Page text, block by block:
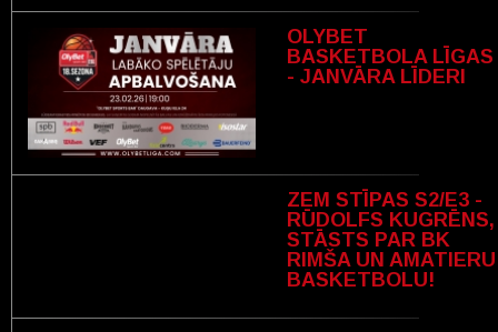
OLYBET
BASKETBOLA LĪGAS
- JANVĀRA LĪDERI
ZEM STĪPAS S2/E3 -
RŪDOLFS KUGRĒNS,
STĀSTS PAR BK
RIMŠA UN AMATIERU
BASKETBOLU!